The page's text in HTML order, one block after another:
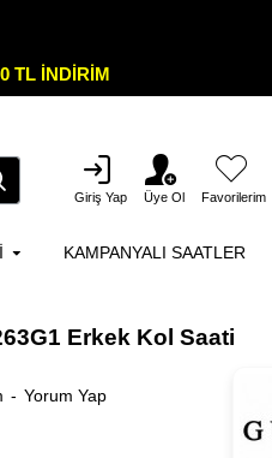
TL İNDİRİM
Giriş Yap Üye Ol Favorilerim
KAMPANYALI SAATLER
Erkek Kol Saati
- Yorum Yap